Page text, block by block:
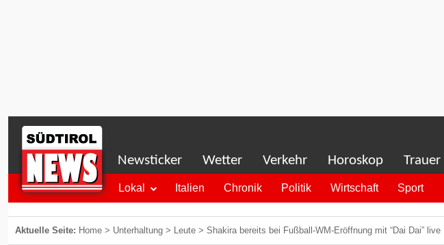
Newsticker Wetter Verkehr Horoskop Trauer
Lokal Italien Chronik Politik Wirtschaft Sport
Aktuelle Seite: Home > Unterhaltung > Leute > Shakira bereits bei Fußball-WM-Eröffnung mit “Dai Dai” live